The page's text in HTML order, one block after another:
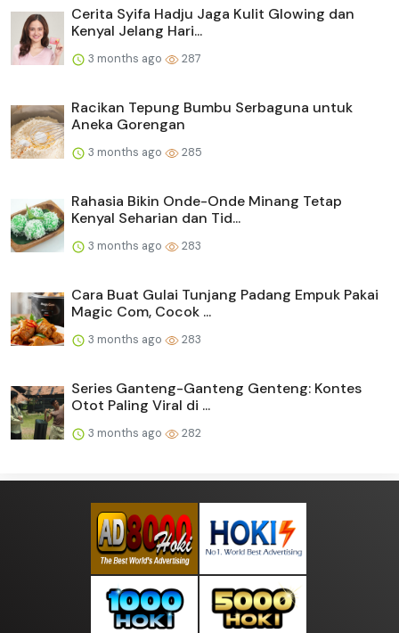
Cerita Syifa Hadju Jaga Kulit Glowing dan
Kenyal Jelang Hari...
3 months ago 287
Racikan Tepung Bumbu Serbaguna untuk
Aneka Gorengan
3 months ago 285
Rahasia Bikin Onde-Onde Minang Tetap
Kenyal Seharian dan Tid...
3 months ago 283
Cara Buat Gulai Tunjang Padang Empuk Pakai
Magic Com, Cocok ...
3 months ago 283
Series Ganteng-Ganteng Genteng: Kontes
Otot Paling Viral di ...
3 months ago 282